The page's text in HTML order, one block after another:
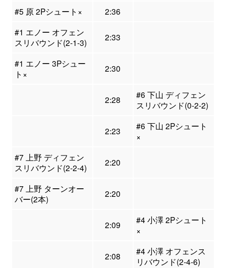
#5 原 2Pシュート×
2:36
#1 エノー オフェン
スリバウンド(2-1-3)
2:33
#1 エノー 3Pシュー
ト×
2:30
2:28
#6 下山 ディフェン
スリバウンド(0-2-2)
2:23
#6 下山 2Pシュート
×
#7 上野 ディフェン
スリバウンド(2-2-4)
2:20
#7 上野 ターンオー
バー(2本)
2:20
2:09
#4 小澤 2Pシュート
×
2:08
#4 小澤 オフェンス
リバウンド(2-4-6)